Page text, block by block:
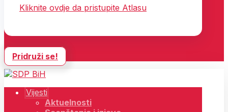
Kliknite ovdje da pristupite Atlasu
Pridruži se!
Vijesti
Aktuelnosti